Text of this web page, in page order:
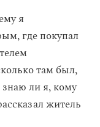
я
где покупал
там был,
знаю ли я, кому
житель